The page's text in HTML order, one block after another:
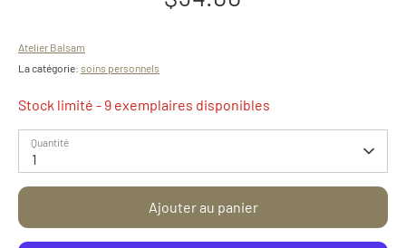
Atelier Balsam
La catégorie: soins personnels
Stock limité - 9 exemplaires disponibles
Quantité
1
Ajouter au panier